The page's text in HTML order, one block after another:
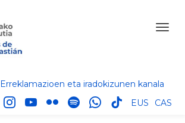
Erreklamazioen eta iradokizunen kanala
instagram
youtube
flickr spotifywhatsapp
tik
EUS CAS